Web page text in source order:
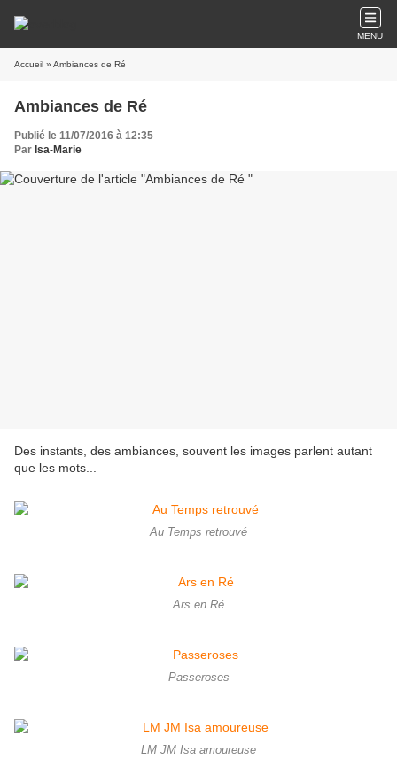
MENU
Accueil » Ambiances de Ré
Ambiances de Ré
Publié le 11/07/2016 à 12:35
Par Isa-Marie
Des instants, des ambiances, souvent les images parlent autant
que les mots...
Au Temps retrouvé
Ars en Ré
Passeroses
LM JM Isa amoureuse